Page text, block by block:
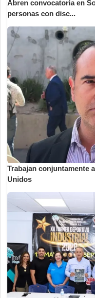
Abren convocatoria en
personas con disc...
Trabajan conjuntamente
Unidos